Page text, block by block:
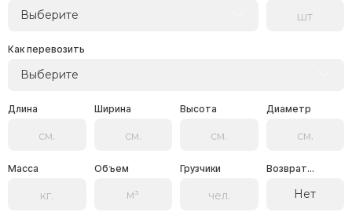
Выберите
Как перевозить
Выберите
Длина Ширина Высота Диаметр
Масса Объем Грузчики Возврат...
Нет